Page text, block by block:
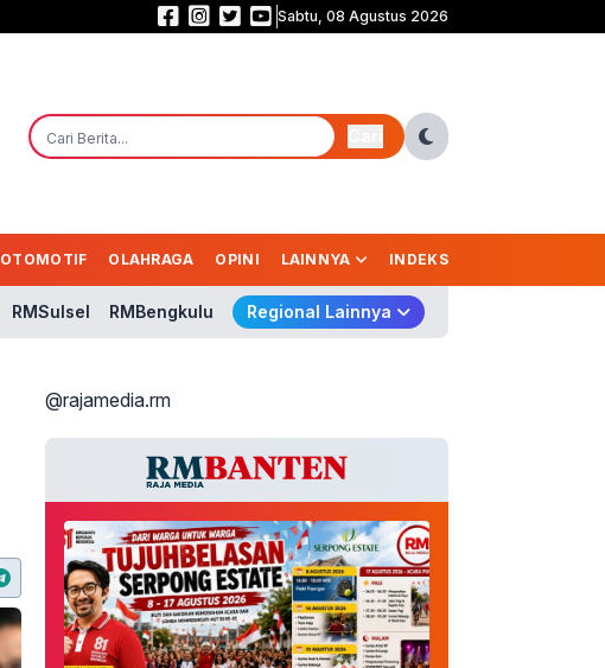
Prabowo Belum Kirim Surpres Gubernur BI, Nama Pengganti Perry Masih
Sabtu, 08 Agustus 2026
OTOMOTIF OLAHRAGA OPINI LAINNYA INDEKS
RMSulsel RMBengkulu Regional Lainnya
@rajamedia.rm